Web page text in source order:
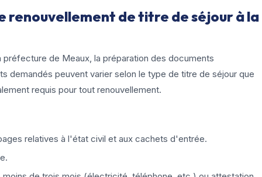
renouvellement de titre de séjour à la
de Meaux, la préparation des documents
demandés peuvent varier selon le type de titre de séjour que
requis pour tout renouvellement.
relatives à l'état civil et aux cachets d'entrée.